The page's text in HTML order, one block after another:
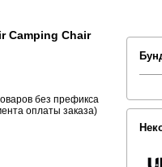
Camping Chair
без префикса
оплаты заказа)